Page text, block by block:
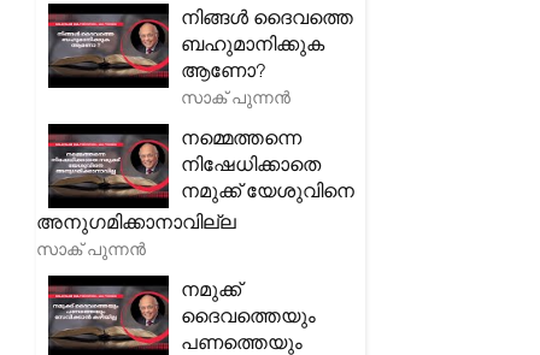
നിങ്ങൾ ദൈവത്തെ
ബഹുമാനിക്കുക
ആണോ?
സാക് പുന്നൻ
നമ്മെത്തന്നെ
നിഷേധിക്കാതെ
നമുക്ക് യേശുവിനെ
അനുഗമിക്കാനാവില്ല
സാക് പുന്നൻ
നമുക്ക്
ദൈവത്തെയും
പണത്തെയും